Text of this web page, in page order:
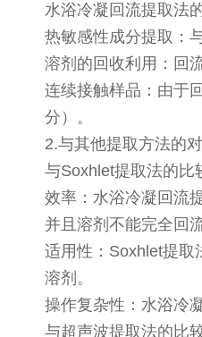
水浴冷凝回流提取法
热敏感性成分提取：
溶剂的回收利用：回
连续接触样品：由于
分）。
2.与其他提取方法的
与Soxhlet提取法的比
效率：水浴冷凝回流
并且溶剂不能完全回
适用性：Soxhlet提取
溶剂。
操作复杂性：水浴冷
与超声波提取法的比